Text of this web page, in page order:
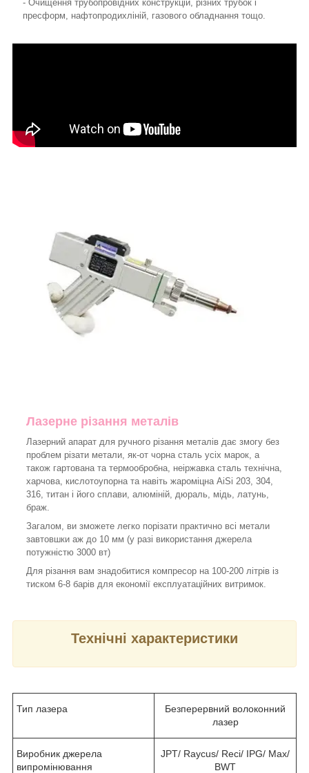
- Очищення трубопровідних конструкцій, різних трубок і
пресформ, нафтопродихліній, газового обладнання тощо.
Лазерне різання металів
Лазерний апарат для ручного різання металів дає змогу без
проблем різати метали, як-от чорна сталь усіх марок, а
також гартована та термообробна, неіржавка сталь технічна,
харчова, кислотоупорна та навіть жароміцна AiSi 203, 304,
316, титан і його сплави, алюміній, дюраль, мідь, латунь,
браж.
Загалом, ви зможете легко порізати практично всі метали
завтовшки аж до 10 мм (у разі використання джерела
потужністю 3000 вт)
Для різання вам знадобитися компресор на 100-200 літрів із
тиском 6-8 барів для економії експлуатаційних витримок.
Технічні характеристики
Тип лазера
Безперервний волоконний
лазер
Виробник джерела
випромінювання
JPT/ Raycus/ Reci/ IPG/ Max/
BWT